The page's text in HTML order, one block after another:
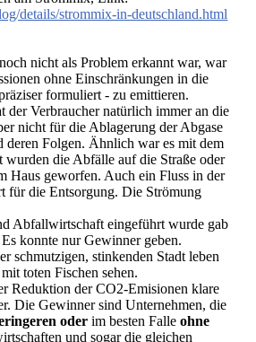
details/strommix-in-deutschland.html
nicht als Problem erkannt war, war
ohne Einschränkungen in die
formuliert - zu emittieren.
der Verbraucher natürlich immer an die
nicht für die Ablagerung der Abgase
deren Folgen. Ähnlich war es mit dem
die Abfälle auf die Straße oder
Haus geworfen. Auch ein Fluss in der
für die Entsorgung. Die Strömung
Abfallwirtschaft eingeführt wurde gab
konnte nur Gewinner geben.
schmutzigen, stinkenden Stadt leben
toten Fischen sehen.
Reduktion der CO2-Emisionen klare
Die Gewinner sind Unternehmen, die
oder im besten Falleohne
und sogar die gleichen